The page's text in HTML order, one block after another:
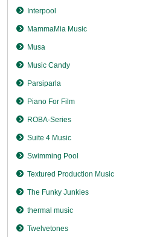
Interpool
MammaMia Music
Musa
Music Candy
Parsiparla
Piano For Film
ROBA-Series
Suite 4 Music
Swimming Pool
Textured Production Music
The Funky Junkies
thermal music
Twelvetones